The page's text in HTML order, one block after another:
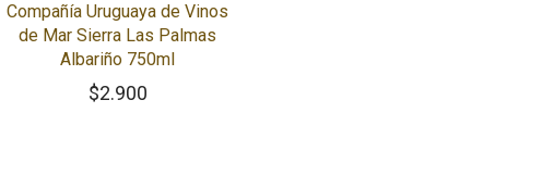
Compañía Uruguaya de Vinos
de Mar Sierra Las Palmas
Albariño 750ml
$2.900